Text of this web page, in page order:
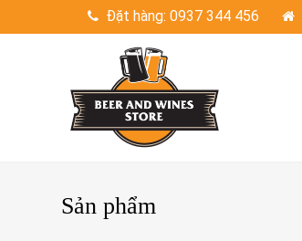
Đặt hàng: 0937 344 456
Sản phẩm